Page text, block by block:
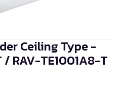
Ceiling Type -
/ RAV-TE1001A8-T